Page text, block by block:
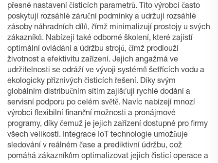
přesné nastavení čisticích parametrů. Tito výrobci často
poskytují rozsáhlé záruční podmínky a udržují rozsáhlé
zásoby náhradních dílů, čímž minimalizují prostojy u svých
zákazníků. Nabízejí také odborné školení, které zajistí
optimální ovládání a údržbu strojů, čímž prodlouží
životnost a efektivitu zařízení. Jejich angažmá ve
udržitelnosti se odráží ve vývoji systémů šetřících vodu a
ekologicky příznivých čisticích řešení. Díky svým
globálním distribučním sítím zajišťují rychlé dodání a
servisní podporu po celém světě. Navíc nabízejí mnozí
výrobci flexibilní finanční možnosti a pronájmové
programy, díky čemuž je jejich zařízení dostupné pro firmy
všech velikostí. Integrace IoT technologie umožňuje
sledování v reálném čase a prediktivní údržbu, což
pomáhá zákazníkům optimalizovat jejich čisticí operace a